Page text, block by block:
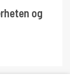
og